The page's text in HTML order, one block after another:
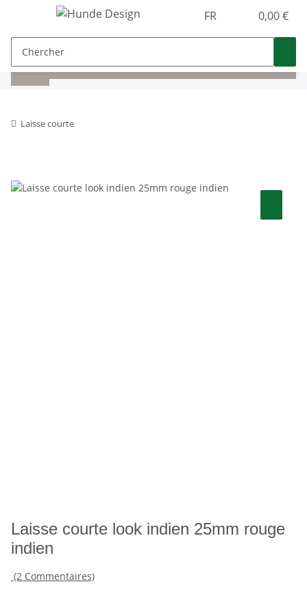
FR 0,00 €
Laisse courte
Laisse courte look indien 25mm rouge
indien
(2 Commentaires)